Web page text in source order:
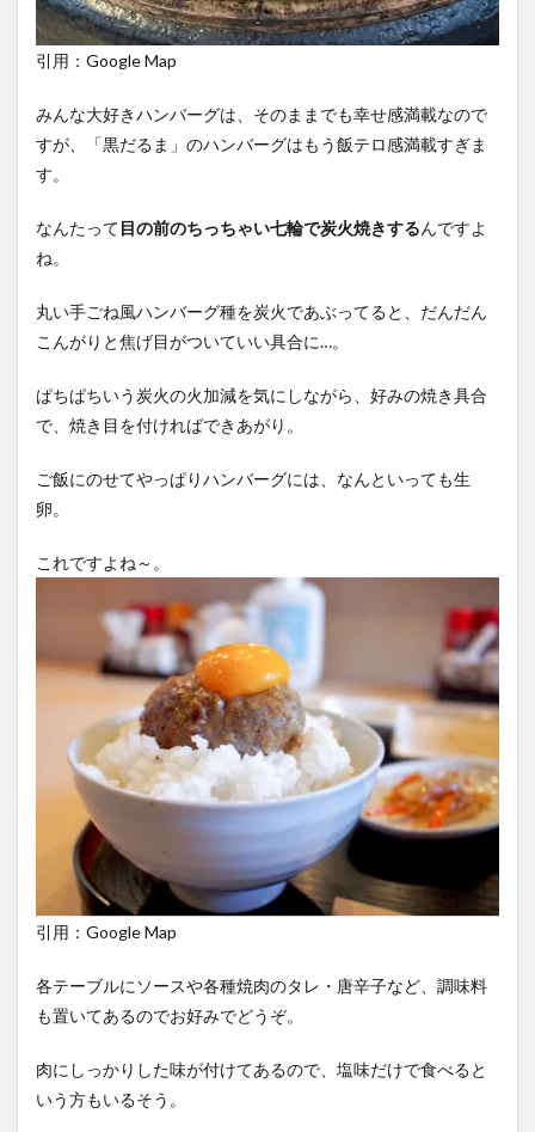
引用：Google Map
みんな大好きハンバーグは、そのままでも幸せ感満載なので
すが、「黒だるま」のハンバーグはもう飯テロ感満載すぎま
す。
なんたって目の前のちっちゃい七輪で炭火焼きするんですよ
ね。
丸い手ごね風ハンバーグ種を炭火であぶってると、だんだん
こんがりと焦げ目がついていい具合に…。
ぱちぱちいう炭火の火加減を気にしながら、好みの焼き具合
で、焼き目を付ければできあがり。
ご飯にのせてやっぱりハンバーグには、なんといっても生
卵。
これですよね～。
引用：Google Map
各テーブルにソースや各種焼肉のタレ・唐辛子など、調味料
も置いてあるのでお好みでどうぞ。
肉にしっかりした味が付けてあるので、塩味だけで食べると
いう方もいるそう。